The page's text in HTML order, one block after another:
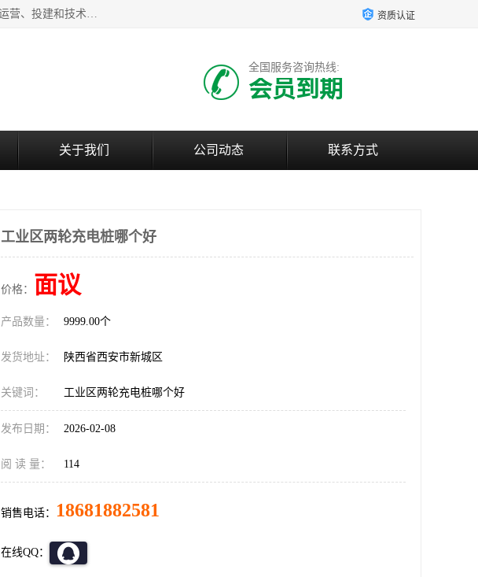
西安百成电子科技有限公司成立于2007年，主营智能人/车通行门禁系统和智能充电系统的产品销售、安装、运营、投建和技术服务为一体的高/新/技/术企业；主要产品有：智能停车场管理系统、车牌识别、汽车充电桩、两轮充电桩、道闸系统、门禁系统、人脸识别、通道闸、门禁管理系统、人行通道管理、车辆通行管理等。 资质认证
全国服务咨询热线:
会员到期
关于我们 公司动态 联系方式
工业区两轮充电桩哪个好
价格： 面议
产品数量： 9999.00个
发货地址： 陕西省西安市新城区
关键词： 工业区两轮充电桩哪个好
发布日期： 2026-02-08
阅 读 量： 114
销售电话： 18681882581
在线QQ：